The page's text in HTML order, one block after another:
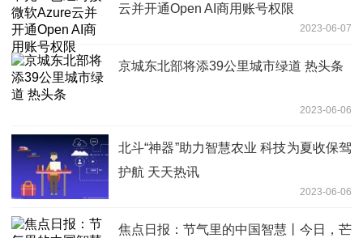
云并开通Open AI商用账号权限
2023-06-07
京城东北部将添39公里城市绿道 热头条
2023-06-06
北斗“神器”助力智慧农业 科技为夏收保驾
护航 天天热讯
2023-06-06
焦点日报：节气里的中国智慧丨今日，芒